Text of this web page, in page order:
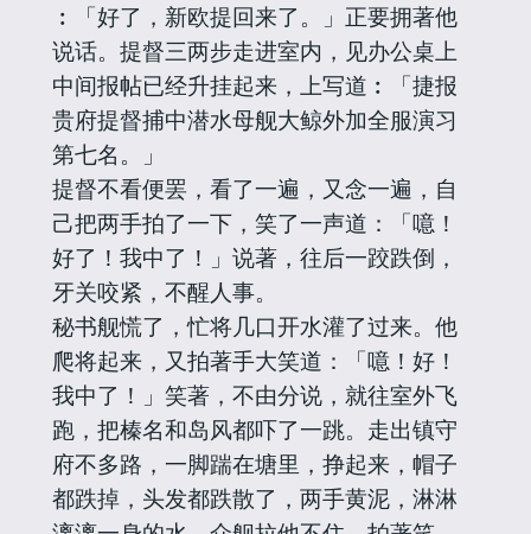
︰「好了，新欧提回来了。」正要拥著他
说话。提督三两步走进室内，见办公桌上
中间报帖已经升挂起来，上写道︰「捷报
贵府提督捕中潜水母舰大鲸外加全服演习
第七名。」
提督不看便罢，看了一遍，又念一遍，自
己把两手拍了一下，笑了一声道：「噫！
好了！我中了！」说著，往后一跤跌倒，
牙关咬紧，不醒人事。
秘书舰慌了，忙将几口开水灌了过来。他
爬将起来，又拍著手大笑道：「噫！好！
我中了！」笑著，不由分说，就往室外飞
跑，把榛名和岛风都吓了一跳。走出镇守
府不多路，一脚踹在塘里，挣起来，帽子
都跌掉，头发都跌散了，两手黄泥，淋淋